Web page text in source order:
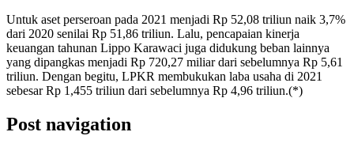
Untuk aset perseroan pada 2021 menjadi Rp 52,08 triliun naik 3,7%
dari 2020 senilai Rp 51,86 triliun. Lalu, pencapaian kinerja
keuangan tahunan Lippo Karawaci juga didukung beban lainnya
yang dipangkas menjadi Rp 720,27 miliar dari sebelumnya Rp 5,61
triliun. Dengan begitu, LPKR membukukan laba usaha di 2021
sebesar Rp 1,455 triliun dari sebelumnya Rp 4,96 triliun.(*)
Post navigation